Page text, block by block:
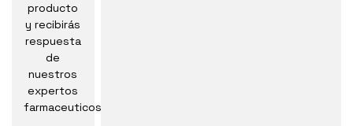
producto
y recibirás
respuesta
de
nuestros
expertos
farmaceuticos